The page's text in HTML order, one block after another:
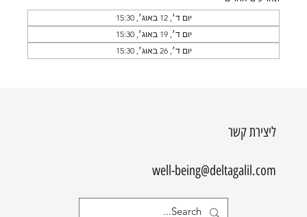
יום ד׳, 12 באוג׳, 15:30
יום ד׳, 19 באוג׳, 15:30
יום ד׳, 26 באוג׳, 15:30
ליצירת קשר
well-being@deltagalil.com